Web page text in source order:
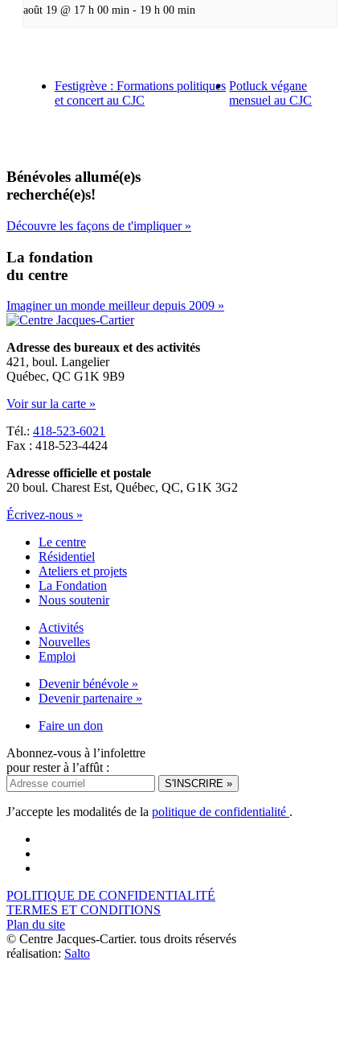
août 19 @ 17 h 00 min - 19 h 00 min
Festigrève : Formations politiques
et concert au CJC
Potluck végane
mensuel au CJC
Bénévoles allumé(e)s
recherché(e)s!
Découvre les façons de t'impliquer »
La fondation
du centre
Imaginer un monde meilleur depuis 2009 »
Adresse des bureaux et des activités
421, boul. Langelier
Québec, QC G1K 9B9
Voir sur la carte »
Tél.: 418-523-6021
Fax : 418-523-4424
Adresse officielle et postale
20 boul. Charest Est, Québec, QC, G1K 3G2
Écrivez-nous »
Le centre
Résidentiel
Ateliers et projets
La Fondation
Nous soutenir
Activités
Nouvelles
Emploi
Devenir bénévole »
Devenir partenaire »
Faire un don
Abonnez-vous à l’infolettre
pour rester à l’affût :
J’accepte les modalités de la politique de confidentialité .
POLITIQUE DE CONFIDENTIALITÉ
TERMES ET CONDITIONS
Plan du site
© Centre Jacques-Cartier. tous droits réservés
réalisation: Salto